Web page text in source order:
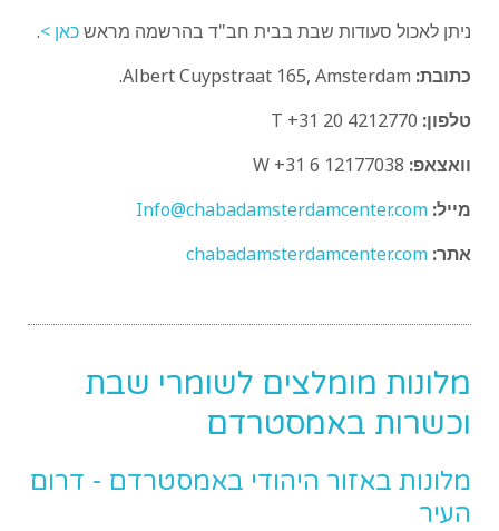
ניתן לאכול סעודות שבת בבית חב"ד בהרשמה מראשכאן >.
כתובת:
טלפון:
וואצאפ:
מייל: Info@chabadamsterdamcenter.com
אתר: chabadamsterdamcenter.com
מלונות מומלצים לשומרי שבת
וכשרות באמסטרדם
מלונות באזור היהודי באמסטרדם - דרום
העיר